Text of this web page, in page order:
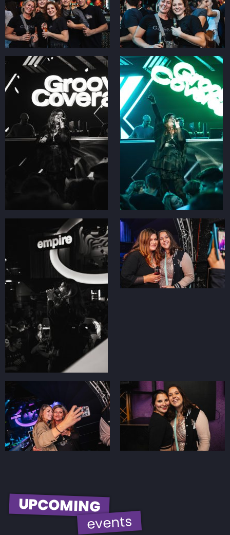
UPCOMING
events